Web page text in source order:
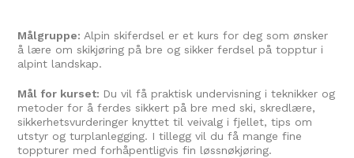
Målgruppe: Alpin skiferdsel er et kurs for deg som ønsker
å lære om skikjøring på bre og sikker ferdsel på topptur i
alpint landskap.
Mål for kurset: Du vil få praktisk undervisning i teknikker og
metoder for å ferdes sikkert på bre med ski, skredlære,
sikkerhetsvurderinger knyttet til veivalg i fjellet, tips om
utstyr og turplanlegging. I tillegg vil du få mange fine
toppturer med forhåpentligvis fin løssnøkjøring.